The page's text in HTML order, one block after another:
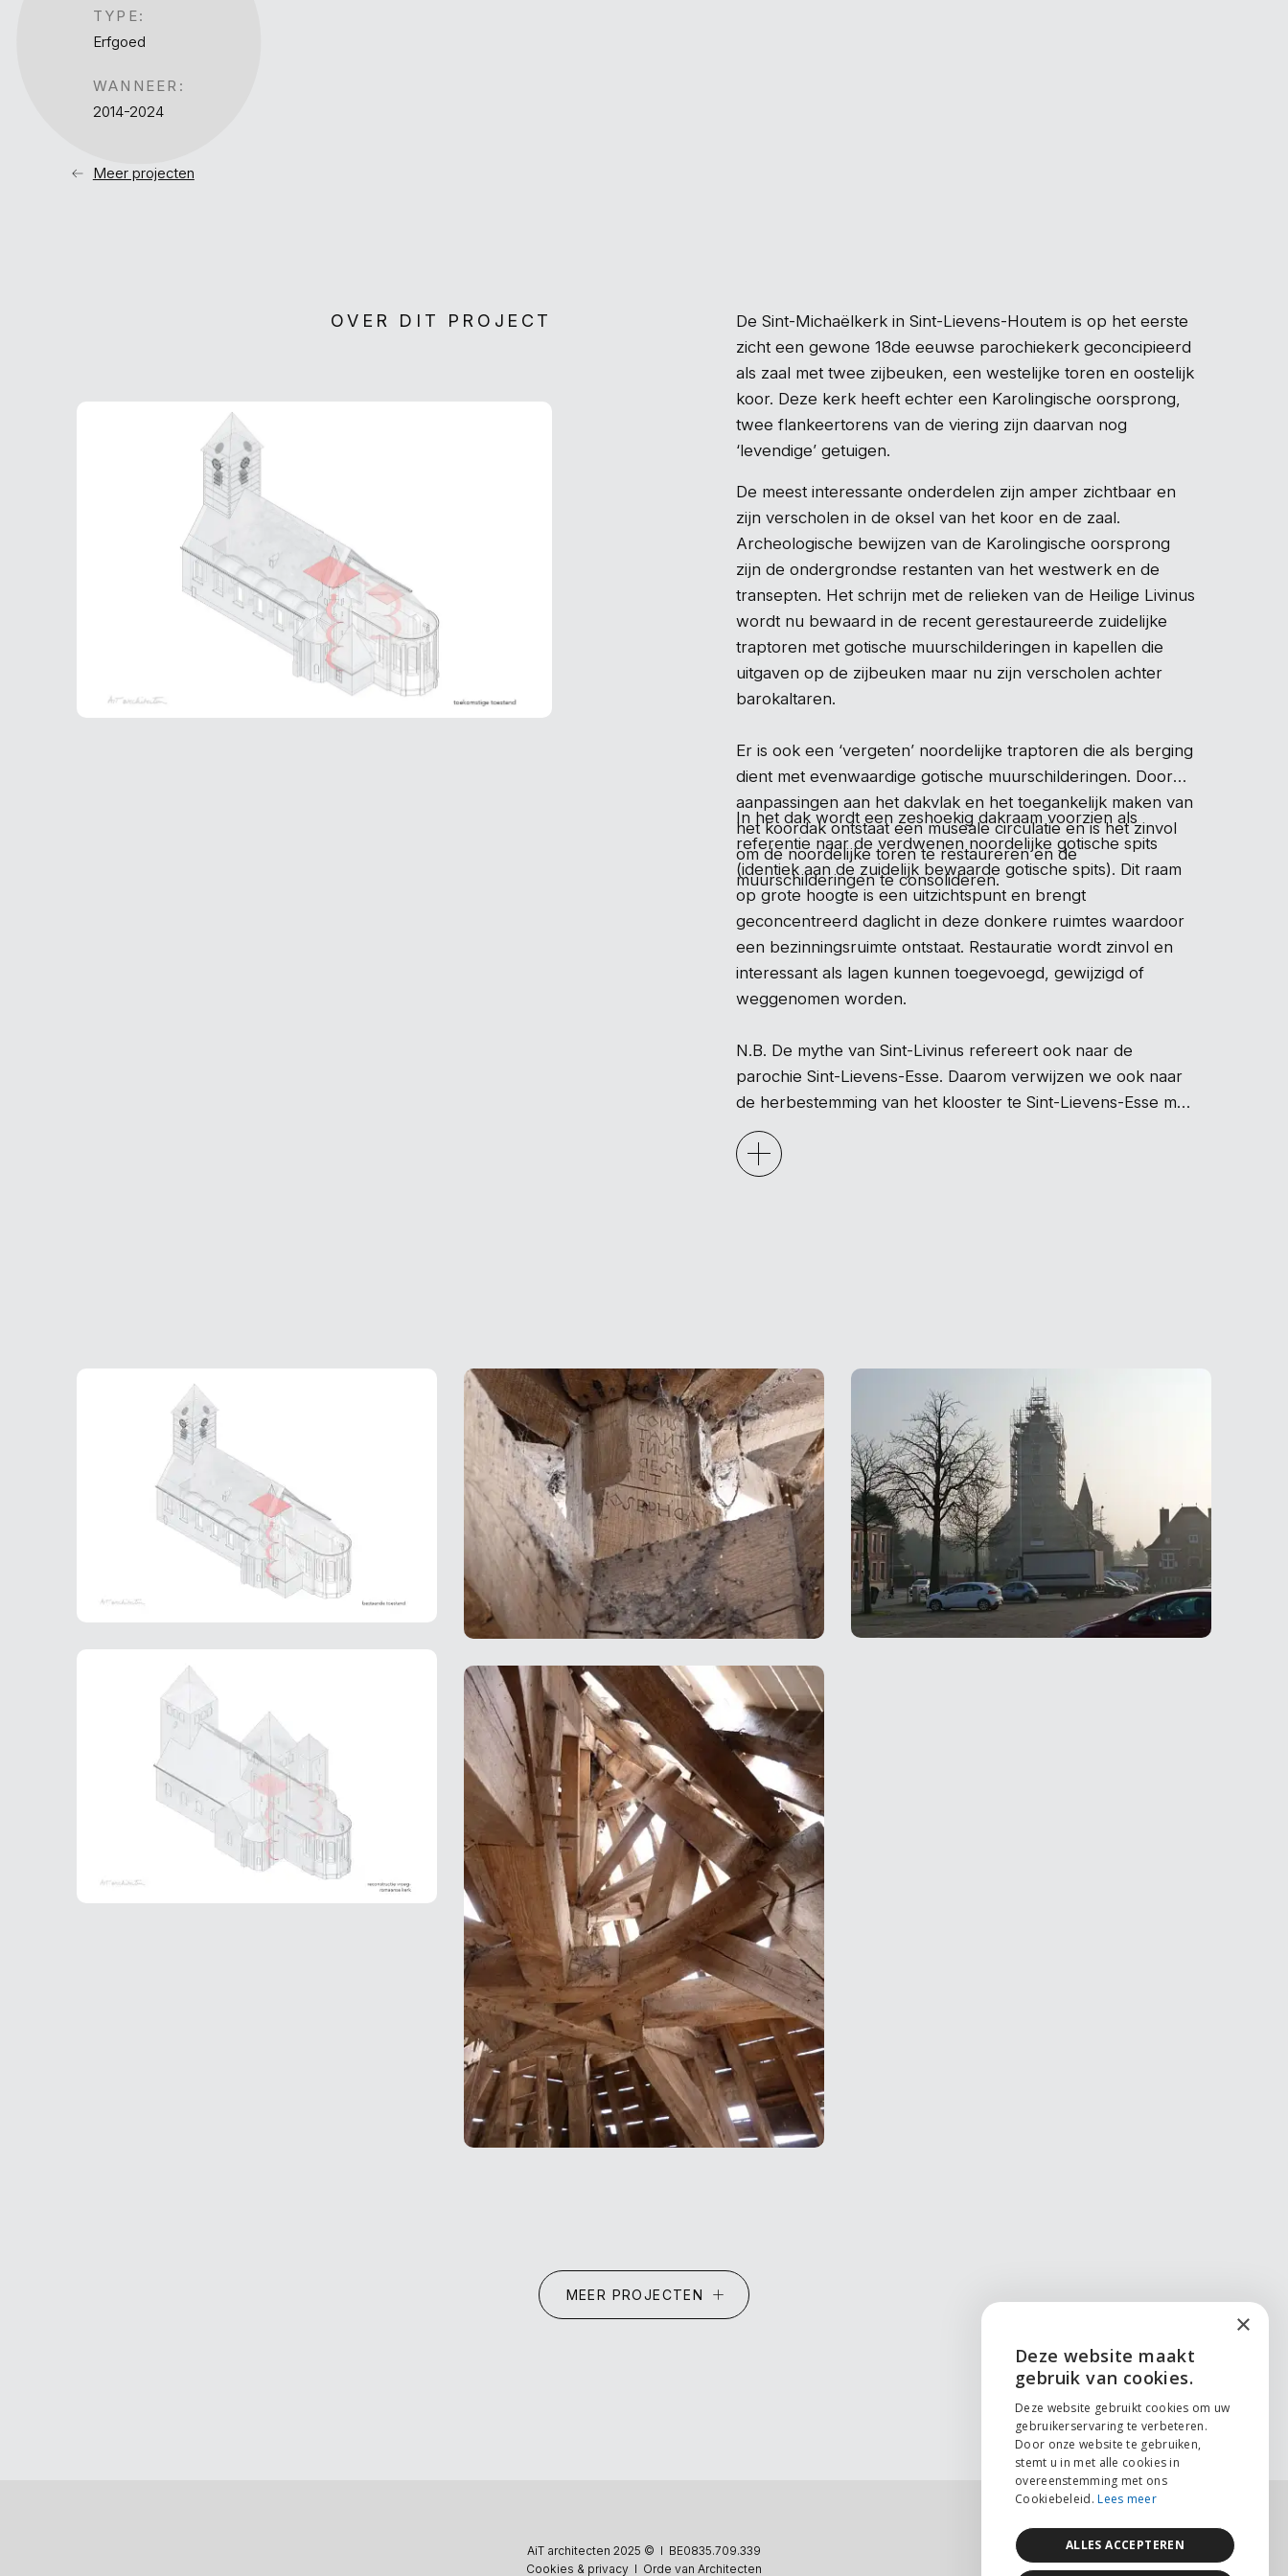
TYPE:
Erfgoed
WANNEER:
2014-2024
Meer projecten
OVER DIT PROJECT
De Sint-Michaëlkerk in Sint-Lievens-Houtem is op het eerste
zicht een gewone 18de eeuwse parochiekerk geconcipieerd
als zaal met twee zijbeuken, een westelijke toren en oostelijk
koor. Deze kerk heeft echter een Karolingische oorsprong,
twee flankeertorens van de viering zijn daarvan nog
‘levendige’ getuigen.
De meest interessante onderdelen zijn amper zichtbaar en
zijn verscholen in de oksel van het koor en de zaal.
Archeologische bewijzen van de Karolingische oorsprong
zijn de ondergrondse restanten van het westwerk en de
transepten. Het schrijn met de relieken van de Heilige Livinus
wordt nu bewaard in de recent gerestaureerde zuidelijke
traptoren met gotische muurschilderingen in kapellen die
uitgaven op de zijbeuken maar nu zijn verscholen achter
barokaltaren.
Er is ook een ‘vergeten’ noordelijke traptoren die als berging
dient met evenwaardige gotische muurschilderingen. Door
aanpassingen aan het dakvlak en het toegankelijk maken van
het koordak ontstaat een museale circulatie en is het zinvol
om de noordelijke toren te restaureren en de
muurschilderingen te consolideren.
In het dak wordt een zeshoekig dakraam voorzien als
referentie naar de verdwenen noordelijke gotische spits
(identiek aan de zuidelijk bewaarde gotische spits). Dit raam
op grote hoogte is een uitzichtspunt en brengt
geconcentreerd daglicht in deze donkere ruimtes waardoor
een bezinningsruimte ontstaat. Restauratie wordt zinvol en
interessant als lagen kunnen toegevoegd, gewijzigd of
weggenomen worden.
N.B. De mythe van Sint-Livinus refereert ook naar de
parochie Sint-Lievens-Esse. Daarom verwijzen we ook naar
de herbestemming van het klooster te Sint-Lievens-Esse met
de inrichting van de koer tot theater naar aanleiding van
Livinusverering.
MEER PROJECTEN
AiT architecten 2025 © I BE0835.709.339
Cookies & privacy I Orde van Architecten
ENGLISH
NEDERLANDS
FRANÇAIS
×
Deze website maakt
gebruik van cookies.
Deze website gebruikt cookies om uw
gebruikerservaring te verbeteren.
Door onze website te gebruiken,
stemt u in met alle cookies in
overeenstemming met ons
Cookiebeleid. Lees meer
ALLES ACCEPTEREN